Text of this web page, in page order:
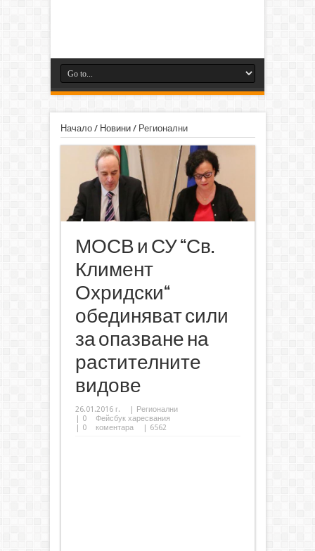
Начало/ Новини/ Регионални
МОСВ и СУ “Св.
Климент
Охридски“
обединяват сили
за опазване на
растителните
видове
26.01.2016 г.
Регионални
0
Фейсбук харесвания
0 коментара | 6562